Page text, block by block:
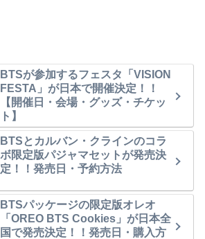
BTSが参加するフェスタ「VISION
FESTA」が日本で開催決定！！
【開催日・会場・グッズ・チケッ
ト】
BTSとカルバン・クラインのコラ
ボ限定版パジャマセットが発売決
定！！発売日・予約方法
BTSパッケージの限定版オレオ
「OREO BTS Cookies」が日本全
国で発売決定！！発売日・購入方